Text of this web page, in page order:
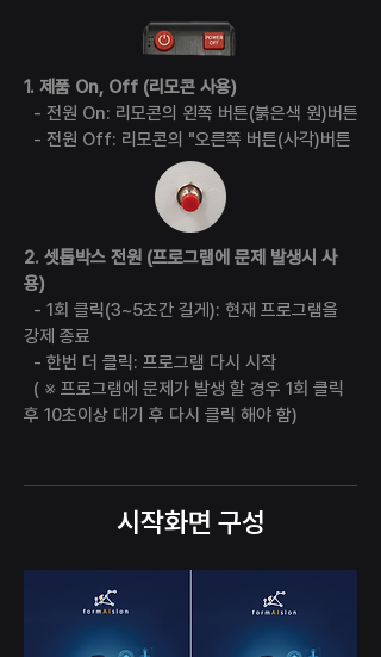
1. 제품 On, Off (리모콘 사용)
- 전원 On: 리모콘의 왼쪽 버튼(붉은색 원)버튼
- 전원 Off: 리모콘의 "오른쪽 버튼(사각)버튼
2. 셋톱박스 전원 (프로그램에 문제 발생시 사
용)
- 1회 클릭(3~5초간 길게): 현재 프로그램을
강제 종료
- 한번 더 클릭: 프로그램 다시 시작
( ※ 프로그램에 문제가 발생 할 경우 1회 클릭
후 10초이상 대기 후 다시 클릭 해야 함)
시작화면 구성